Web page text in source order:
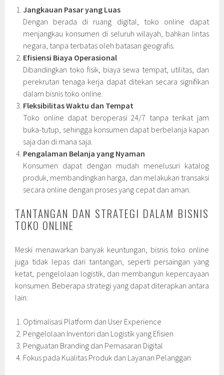
Jangkauan Pasar yang Luas
Dengan berada di ruang digital, toko online dapat
menjangkau konsumen di seluruh wilayah, bahkan lintas
negara, tanpa terbatas oleh batasan geografis.
Efisiensi Biaya Operasional
Dibandingkan toko fisik, biaya sewa tempat, utilitas, dan
perekrutan tenaga kerja dapat ditekan secara signifikan
dalam bisnis toko online.
Fleksibilitas Waktu dan Tempat
Toko online dapat beroperasi 24/7 tanpa terikat jam
buka-tutup, sehingga konsumen dapat berbelanja kapan
saja dan di mana saja.
Pengalaman Belanja yang Nyaman
Konsumen dapat dengan mudah menelusuri katalog
produk, membandingkan harga, dan melakukan transaksi
secara online dengan proses yang cepat dan aman.
TANTANGAN DAN STRATEGI DALAM BISNIS
TOKO ONLINE
Meski menawarkan banyak keuntungan, bisnis toko online
juga tidak lepas dari tantangan, seperti persaingan yang
ketat, pengelolaan logistik, dan membangun kepercayaan
konsumen. Beberapa strategi yang dapat diterapkan antara
lain:
Optimalisasi Platform dan User Experience
Pengelolaan Inventori dan Logistik yang Efisien
Penguatan Branding dan Pemasaran Digital
Fokus pada Kualitas Produk dan Layanan Pelanggan